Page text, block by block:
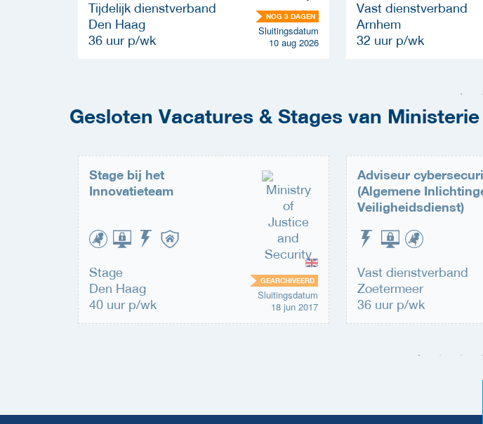
Tijdelijk dienstverband
Den Haag
36 uur p/wk
NOG 3 DAGEN
Sluitingsdatum
10 aug 2026
Vast dienstverband
Arnhem
32 uur p/wk
Gesloten Vacatures & Stages van
Stage bij het
Innovatieteam
Stage
Den Haag
40 uur p/wk
GEARCHIVEERD
Sluitingsdatum
18 jun 2017
Adviseur
(Algemene
Veiligheidsdienst)
Vast dienstverband
Zoetermeer
36 uur p/wk